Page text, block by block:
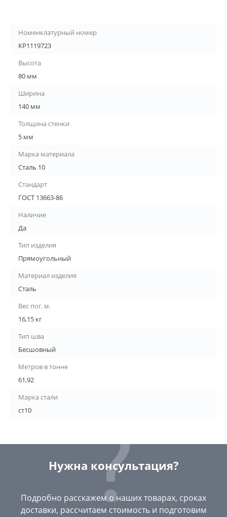
Номенклатурный номер
КР1119723
Высота
80 мм
Ширина
140 мм
Толщина стенки
5 мм
Марка материала
Сталь 10
Стандарт
ГОСТ 13663-86
Наличие
Да
Тип изделия
Прямоугольный
Материал изделия
Сталь
Вес пог. м.
16,15 кг
Тип шва
Бесшовный
Метров в тонне
61,92
Марка стали
ст10
Нужна консультация?
Подробно расскажем о наших товарах, сроках
доставки, рассчитаем стоимость и подготовим